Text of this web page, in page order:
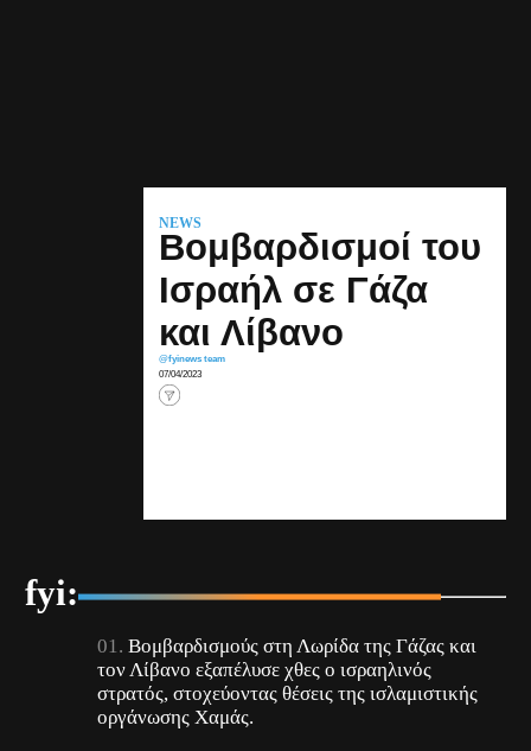
NEWS
Βομβαρδισμοί του
Ισραήλ σε Γάζα
και Λίβανο
@fyinews team
07/04/2023
fyi:
Βομβαρδισμούς στη Λωρίδα της Γάζας και
τον Λίβανο εξαπέλυσε χθες ο ισραηλινός
στρατός, στοχεύοντας θέσεις της ισλαμιστικής
οργάνωσης Χαμάς.